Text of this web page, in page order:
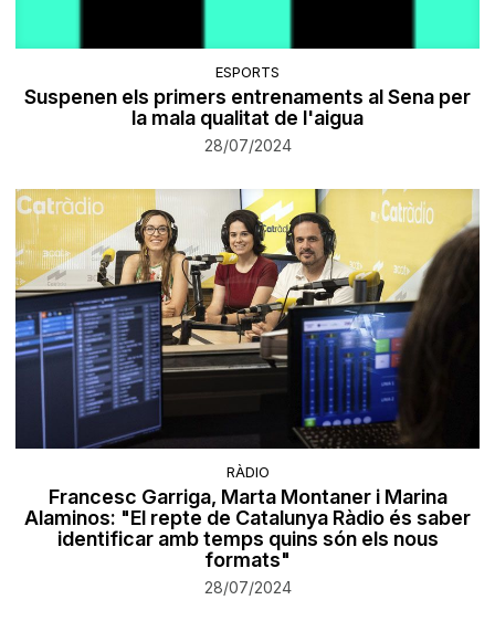
ESPORTS
Suspenen els primers entrenaments al Sena per
la mala qualitat de l'aigua
28/07/2024
RÀDIO
Francesc Garriga, Marta Montaner i Marina
Alaminos: "El repte de Catalunya Ràdio és saber
identificar amb temps quins són els nous
formats"
28/07/2024